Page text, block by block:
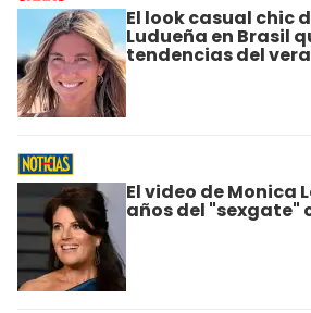
El look casual chic
Ludueña en Brasil
tendencias del
El video de Monica
años del "sexgate"